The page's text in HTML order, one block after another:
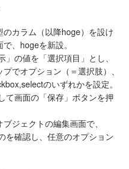
カラム（以降hoge）を設け
、hogeを新設。
の値を「選択項目」とし、
でオプション（＝選択肢）、
のいずれかを設定。
て画面の「保存」ボタンを押
ジェクトの編集画面で、
を確認し、任意のオプション